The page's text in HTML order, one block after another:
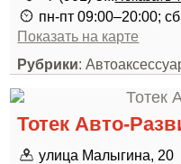
пн-пт 09:00–20:00;
Показать на карте
Рубрики:
Тотек Авто-
улица Малыгина, 20